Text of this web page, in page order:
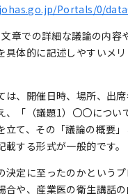
Portals/0/
章での詳細な議論の内容
具体的に記述しやすいメリ
は、開催日時、場所、出
、「（議題1）〇〇につい
立て、その「議論の概要
載する形式が一般的です。
決定に至ったのかという
合や、産業医の衛生講話